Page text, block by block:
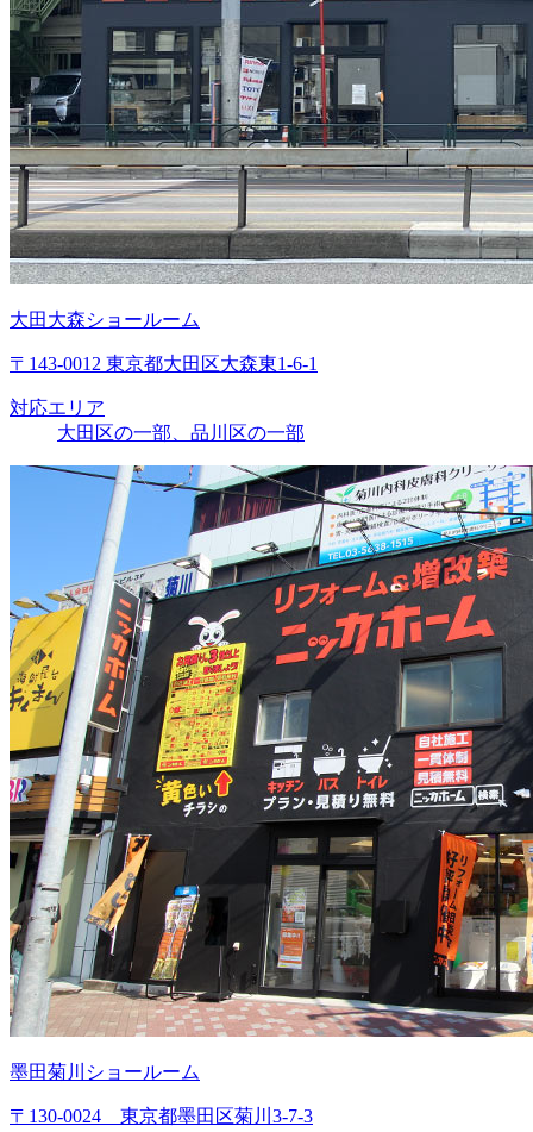
大田大森ショールーム
〒143-0012 東京都大田区大森東1-6-1
対応エリア
大田区の一部、品川区の一部
墨田菊川ショールーム
〒130-0024 東京都墨田区菊川3-7-3